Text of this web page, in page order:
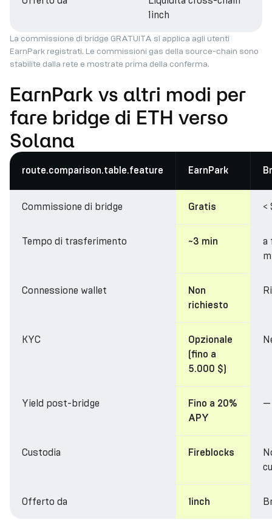
1inch
La commissione di bridge GRATUITA si applica agli utenti
EarnPark registrati. Le commissioni gas della source-chain sono
stabilite dalla rete e mostrate prima della conferma.
EarnPark vs altri modi per
fare bridge di ETH verso
Solana
route.comparison.table.feature EarnPark
Commissione di bridge Gratis <
Tempo di trasferimento ~3 min
a
Connessione wallet
Non
richiesto
KYC
Opzionale
(fino a
5.000 $)
Yield post-bridge
Fino a 20%
APY
—
Custodia Fireblocks
Offerto da 1inch